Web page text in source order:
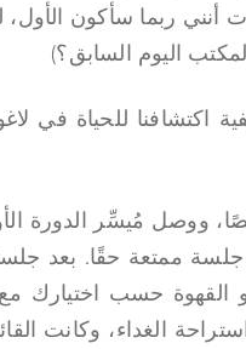
أنني ربما سأكون
اكتشافنا للحياة
الثامنة صباحًا، جلسنا جميعًا وعددنا 61
جلسة ممتعة حقًا. بعد
حسب اختيارك مع
الغداء، وكانت